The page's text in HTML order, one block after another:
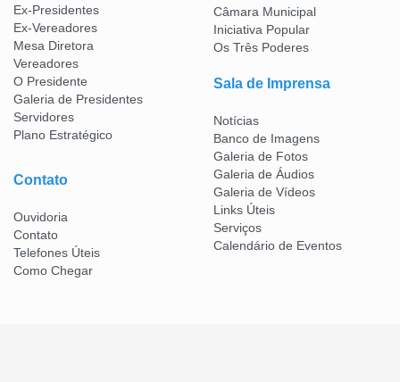
Ex-Presidentes
Ex-Vereadores
Mesa Diretora
Vereadores
O Presidente
Galeria de Presidentes
Servidores
Plano Estratégico
Contato
Ouvidoria
Contato
Telefones Úteis
Como Chegar
Câmara Municipal
Iniciativa Popular
Os Três Poderes
Sala de Imprensa
Notícias
Banco de Imagens
Galeria de Fotos
Galeria de Áudios
Galeria de Vídeos
Links Úteis
Serviços
Calendário de Eventos